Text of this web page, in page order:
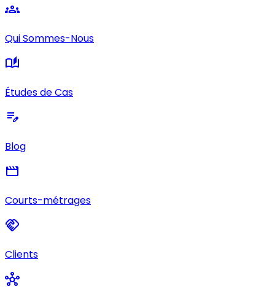
groups
Qui Sommes-Nous
auto_stories
Études de Cas
edit_note
Blog
movie
Courts-métrages
handshake
Clients
hub